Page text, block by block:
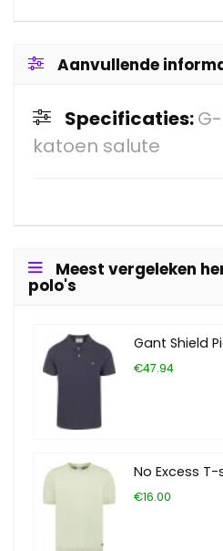
Aanvullende
Specificaties:
katoen salute
Meest vergeleken
polo's
Gant Shield
€47.94
No Excess
€16.00